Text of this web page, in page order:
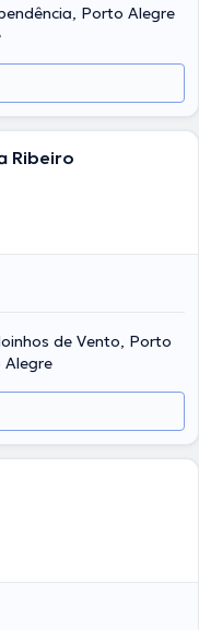
Porto Alegre
Ribeiro
de Vento, Porto
Alegre